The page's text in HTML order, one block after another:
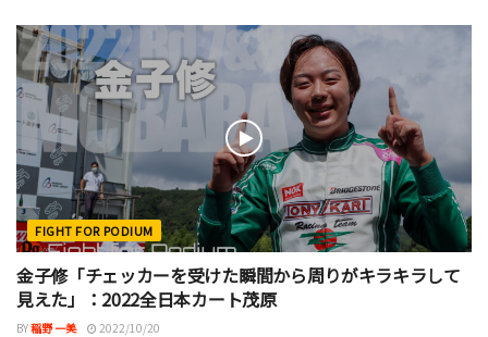
FIGHT FOR PODIUM
金子修「チェッカーを受けた瞬間から周りがキラキラして
見えた」：2022全日本カート茂原
BY稲野 一美 2022/10/20